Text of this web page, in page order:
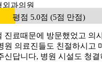
외과의원
평점 5.0점 (5점 만점)
진료때문에 방문했었고 의
원 의료진들도 친절하시고
신답니다, 병원 시설도 청